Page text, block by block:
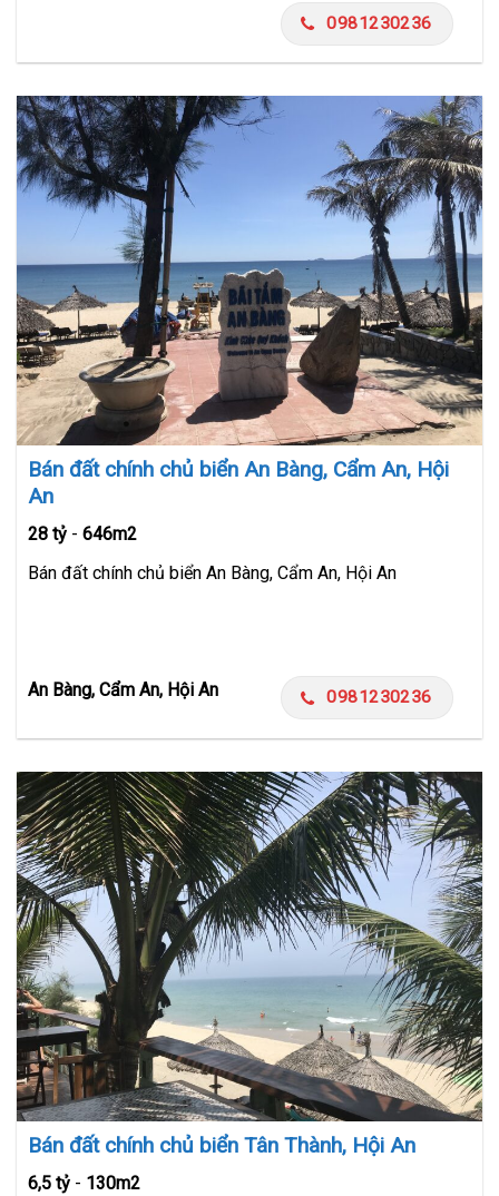
0981230236
Bán đất chính chủ biển An Bàng, Cẩm An, Hội
An
28 tỷ - 646m2
Bán đất chính chủ biển An Bàng, Cẩm An, Hội An
An Bàng, Cẩm An, Hội An 0981230236
Bán đất chính chủ biển Tân Thành, Hội An
6,5 tỷ - 130m2